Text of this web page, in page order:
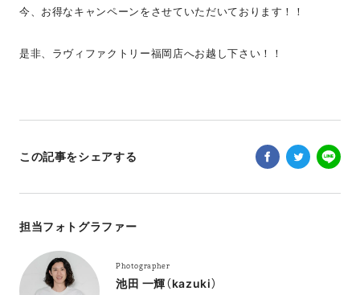
今、お得なキャンペーンをさせていただいております！！
是非、ラヴィファクトリー福岡店へお越し下さい！！
この記事をシェアする
担当フォトグラファー
Photographer
池田 一輝（kazuki）